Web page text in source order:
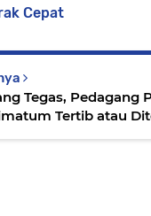
Cepat
Bandar
Tertib atau